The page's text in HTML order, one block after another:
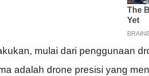
mulai dari penggunaan
adalah drone presisi yang